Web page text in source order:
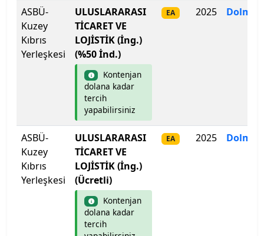
Gebze Teknik Üniversitesi
Giresun Üniversitesi
Girne Amerikan Üniversitesi
Girne Üniversitesi
Gümüşhane Üniversitesi
Hacettepe Üniversitesi
Hakkari Üniversitesi
Haliç Üniversitesi
ASBÜ-
Kuzey
Kıbrıs
Yerleşkesi
ULUSLARARASI
TİCARET VE
LOJİSTİK (İng.)
(%50 İnd.)
Kontenjan
dolana kadar
tercih
yapabilirsiniz
EA 2025
ASBÜ-
Kuzey
Kıbrıs
Yerleşkesi
ULUSLARARASI
TİCARET VE
LOJİSTİK (İng.)
(Ücretli)
Kontenjan
dolana kadar
tercih
EA 2025